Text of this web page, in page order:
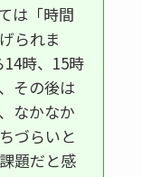
は「時間
られま
時、15時
その後は
なかなか
づらいと
題だと感